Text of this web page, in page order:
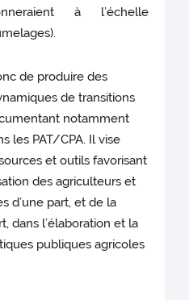
à l’échelle
de produire des
de transitions
notamment
les PAT/CPA. Il vise
et outils favorisant
des agriculteurs et
d’une part, et de la
dans l’élaboration et la
publiques agricoles